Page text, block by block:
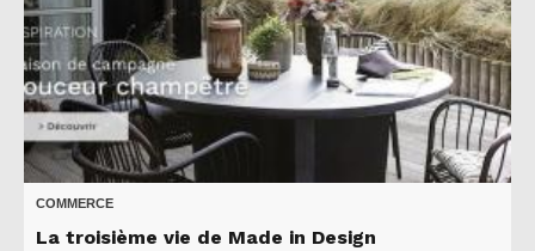
COMMERCE
La troisième vie de Made in Design